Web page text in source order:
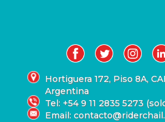
Hortiguera 172, Piso 8A,
Argentina
Tel: +54 9 11 2835 5273
Email: